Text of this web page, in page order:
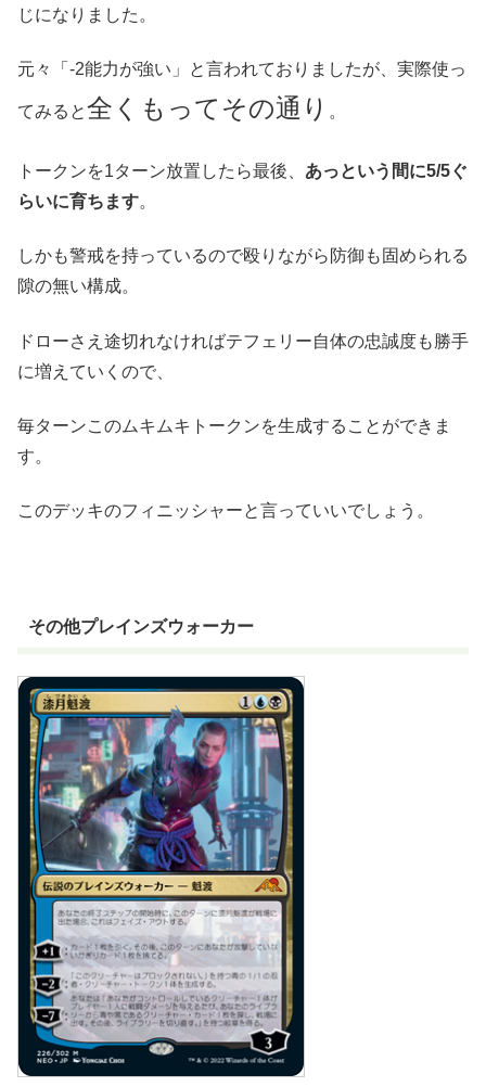
じになりました。
元々「-2能力が強い」と言われておりましたが、実際使っ
てみると全くもってその通り 。
トークンを1ターン放置したら最後、 あっという間に5/5ぐ
らいに育ちます。
しかも警戒を持っているので殴りながら防御も固められる
隙の無い構成。
ドローさえ途切れなければテフェリー自体の忠誠度も勝手
に増えていくので、
毎ターンこのムキムキトークンを生成することができま
す。
このデッキのフィニッシャーと言っていいでしょう。
その他プレインズウォーカー